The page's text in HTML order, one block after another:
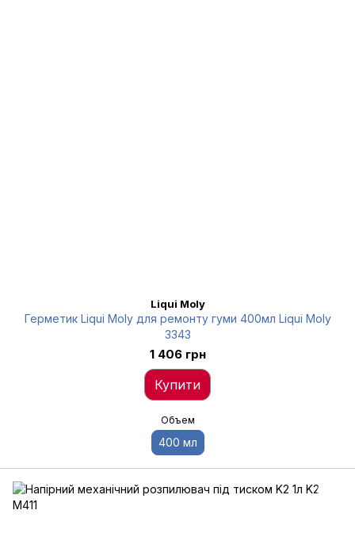
Liqui Moly
Герметик Liqui Moly для ремонту гуми 400мл Liqui Moly
3343
1 406 грн
Купити
Объем
400 мл